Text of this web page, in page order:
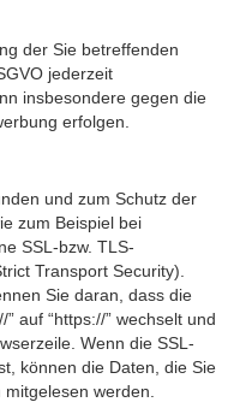
der Sie betreffenden
jederzeit
insbesondere gegen die
erfolgen.
und zum Schutz der
zum Beispiel bei
SSL-bzw. TLS-
Transport Security).
Sie daran, dass die
auf “https://” wechselt und
Wenn die SSL-
können die Daten, die Sie
werden.